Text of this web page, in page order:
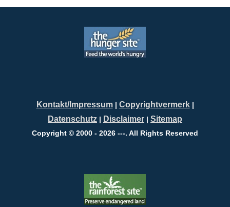
Kontakt/Impressum| Copyrightvermerk|
Datenschutz | Disclaimer | Sitemap
Copyright © 2000 - 2026 ---. All Rights Reserved